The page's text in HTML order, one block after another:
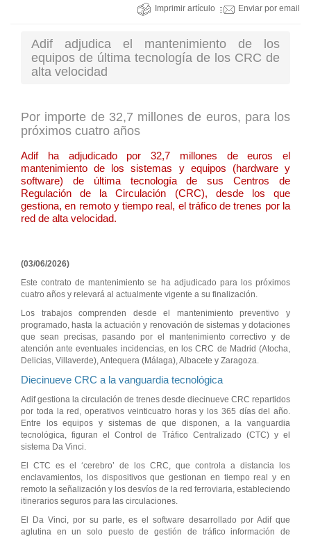
Imprimir artículo Enviar por email
Adif adjudica el mantenimiento de los
equipos de última tecnología de los CRC de
alta velocidad
Por importe de 32,7 millones de euros, para los
próximos cuatro años
Adif ha adjudicado por 32,7 millones de euros el
mantenimiento de los sistemas y equipos (hardware y
software) de última tecnología de sus Centros de
Regulación de la Circulación (CRC), desde los que
gestiona, en remoto y tiempo real, el tráfico de trenes por la
red de alta velocidad.
(03/06/2026)
Este contrato de mantenimiento se ha adjudicado para los próximos
cuatro años y relevará al actualmente vigente a su finalización.
Los trabajos comprenden desde el mantenimiento preventivo y
programado, hasta la actuación y renovación de sistemas y dotaciones
que sean precisas, pasando por el mantenimiento correctivo y de
atención ante eventuales incidencias, en los CRC de Madrid (Atocha,
Delicias, Villaverde), Antequera (Málaga), Albacete y Zaragoza.
Diecinueve CRC a la vanguardia tecnológica
Adif gestiona la circulación de trenes desde diecinueve CRC repartidos
por toda la red, operativos veinticuatro horas y los 365 días del año.
Entre los equipos y sistemas de que disponen, a la vanguardia
tecnológica, figuran el Control de Tráfico Centralizado (CTC) y el
sistema Da Vinci.
El CTC es el ‘cerebro’ de los CRC, que controla a distancia los
enclavamientos, los dispositivos que gestionan en tiempo real y en
remoto la señalización y los desvíos de la red ferroviaria, estableciendo
itinerarios seguros para las circulaciones.
El Da Vinci, por su parte, es el software desarrollado por Adif que
aglutina en un solo puesto de gestión de tráfico información de